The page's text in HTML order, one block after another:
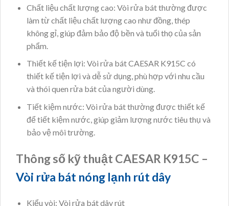
Chất liệu chất lượng cao: Vòi rửa bát thường được
làm từ chất liệu chất lượng cao như đồng, thép
không gỉ, giúp đảm bảo độ bền và tuổi thọ của sản
phẩm.
Thiết kế tiện lợi: Vòi rửa bát CAESAR K915C có
thiết kế tiện lợi và dễ sử dụng, phù hợp với nhu cầu
và thói quen rửa bát của người dùng.
Tiết kiệm nước: Vòi rửa bát thường được thiết kế
để tiết kiệm nước, giúp giảm lượng nước tiêu thụ và
bảo vệ môi trường.
Thông số kỹ thuật CAESAR K915C –
Vòi rửa bát nóng lạnh rút dây
Kiểu vòi: Vòi rửa bát dây rút